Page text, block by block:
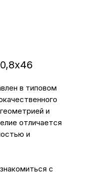
в типовом
и
отличается
и
с